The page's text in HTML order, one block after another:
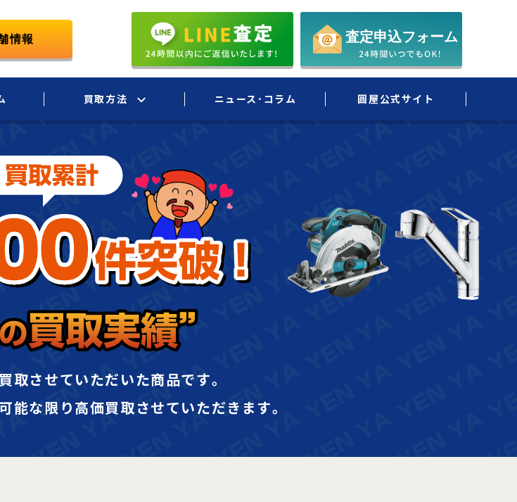
買取方法 ニュース･コラム 圓屋公式サイト
取させていただいた商品です｡
能な限り高価買取させていただきます｡